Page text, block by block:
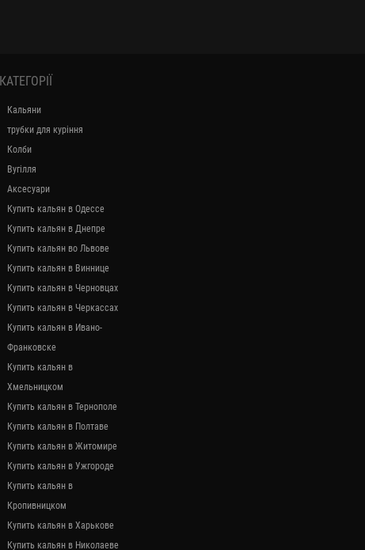
КАТЕГОРІЇ
Кальяни
трубки для куріння
Колби
Вугілля
Аксесуари
Купить кальян в Одессе
Купить кальян в Днепре
Купить кальян во Львове
Купить кальян в Виннице
Купить кальян в Черновцах
Купить кальян в Черкассах
Купить кальян в Ивано-
Франковске
Купить кальян в
Хмельницком
Купить кальян в Тернополе
Купить кальян в Полтаве
Купить кальян в Житомире
Купить кальян в Ужгороде
Купить кальян в
Кропивницком
Купить кальян в Харькове
Купить кальян в Николаеве